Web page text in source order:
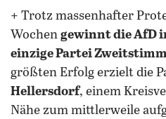
+ Trotz massenhafter
Wochen gewinnt die AfD
einzige Partei
größten Erfolg erzielt die
Hellersdorf, einem
Nähe zum mittlerweile